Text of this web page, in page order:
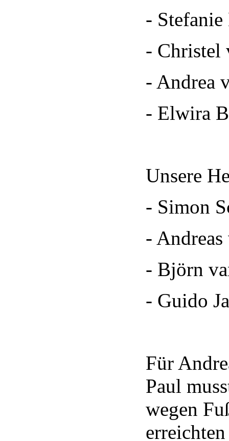
-
- Christel
- Andrea
- Elwira
Unsere
- Simon
-
- Björn
- Guido
Für
Paul
wegen